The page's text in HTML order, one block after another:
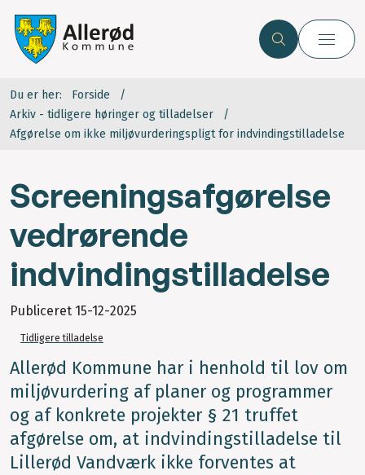
Du er her:
Forside
Arkiv - tidligere høringer og tilladelser
Afgørelse om ikke miljøvurderingspligt for indvindingstilladelse
Screeningsafgørelse
vedrørende
indvindingstilladelse
Publiceret 15-12-2025
Tidligere tilladelse
Allerød Kommune har i henhold til lov om
miljøvurdering af planer og programmer
og af konkrete projekter § 21 truffet
afgørelse om, at indvindingstilladelse til
Lillerød Vandværk ikke forventes at